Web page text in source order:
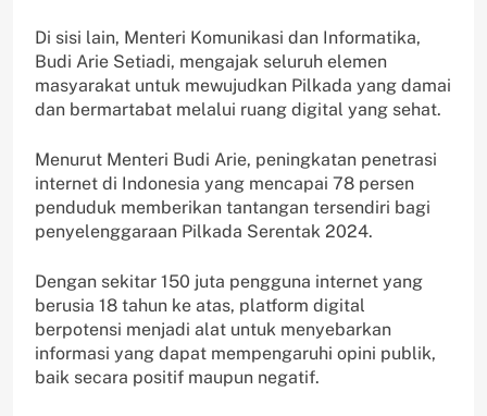
Di sisi lain, Menteri Komunikasi dan Informatika,
Budi Arie Setiadi, mengajak seluruh elemen
masyarakat untuk mewujudkan Pilkada yang damai
dan bermartabat melalui ruang digital yang sehat.
Menurut Menteri Budi Arie, peningkatan penetrasi
internet di Indonesia yang mencapai 78 persen
penduduk memberikan tantangan tersendiri bagi
penyelenggaraan Pilkada Serentak 2024.
Dengan sekitar 150 juta pengguna internet yang
berusia 18 tahun ke atas, platform digital
berpotensi menjadi alat untuk menyebarkan
informasi yang dapat mempengaruhi opini publik,
baik secara positif maupun negatif.